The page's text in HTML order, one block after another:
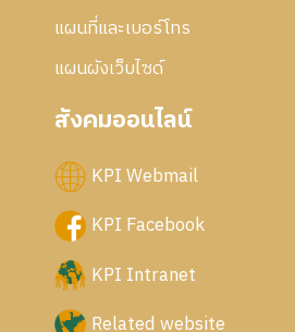
แผนที่และเบอร์โทร
แผนผังเว็บไซด์
สังคมออนไลน์
KPI Webmail
KPI Facebook
KPI Intranet
Related website